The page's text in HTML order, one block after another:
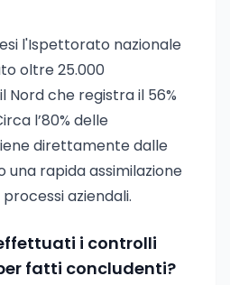
l'Ispettorato nazionale
oltre 25.000
Nord che registra il 56%
l’80% delle
direttamente dalle
una rapida assimilazione
aziendali.
i controlli
fatti concludenti?